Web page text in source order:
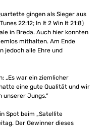
gingen als Sieger aus
22:12; In It 2 Win It 21:8)
in Breda. Auch hier konnten
mithalten. Am Ende
jedoch alle Ehre und
„Es war ein ziemlicher
eine gute Qualität und wir
unserer Jungs.“
Spot beim „Satellite
Der Gewinner dieses